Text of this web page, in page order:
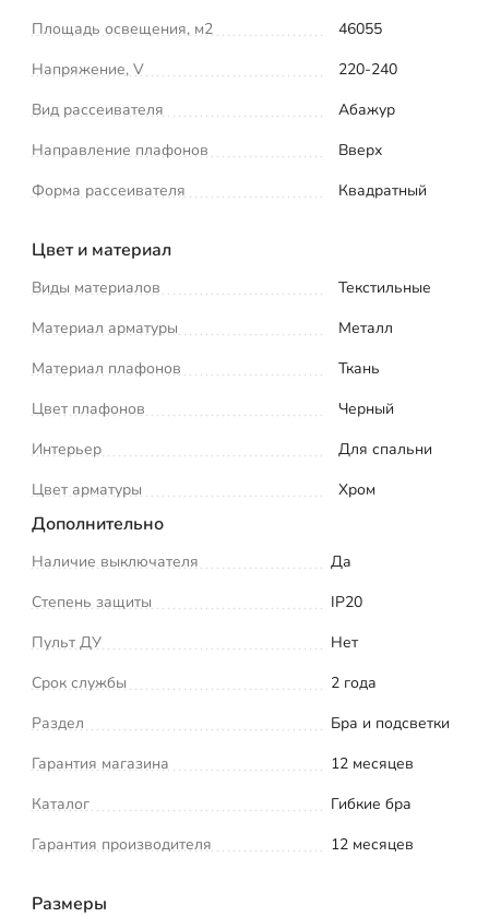
Площадь освещения, м2
46055
Напряжение, V
220-240
Вид рассеивателя
Абажур
Направление плафонов
Вверх
Форма рассеивателя
Квадратный
Цвет и материал
Виды материалов
Текстильные
Материал арматуры
Металл
Материал плафонов
Ткань
Цвет плафонов
Черный
Интерьер
Для спальни
Цвет арматуры
Хром
Дополнительно
Наличие выключателя
Да
Степень защиты
IP20
Пульт ДУ
Нет
Срок службы
2 года
Раздел
Бра и подсветки
Гарантия магазина
12 месяцев
Каталог
Гибкие бра
Гарантия производителя
12 месяцев
Размеры